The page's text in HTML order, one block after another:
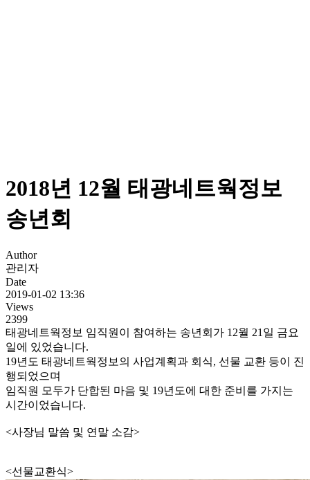
2018년 12월 태광네트웍정보
송년회
Author
관리자
Date
2019-01-02 13:36
Views
2399
태광네트웍정보 임직원이 참여하는 송년회가 12월 21일 금요
일에 있었습니다.
19년도 태광네트웍정보의 사업계획과 회식, 선물 교환 등이 진
행되었으며
임직원 모두가 단합된 마음 및 19년도에 대한 준비를 가지는
시간이었습니다.
<사장님 말씀 및 연말 소감>
<선물교환식>